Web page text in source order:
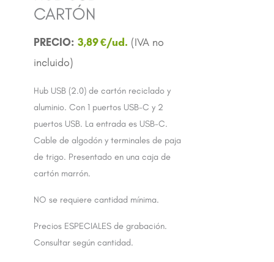
CARTÓN
3,89€
Hub USB (2.0) de cartón reciclado y
aluminio. Con 1 puertos USB-C y 2
puertos USB. La entrada es USB-C.
Cable de algodón y terminales de paja
de trigo. Presentado en una caja de
cartón marrón.
NO se requiere cantidad mínima.
Precios ESPECIALES de grabación.
Consultar según cantidad.